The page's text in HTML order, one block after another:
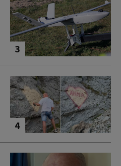
3
4